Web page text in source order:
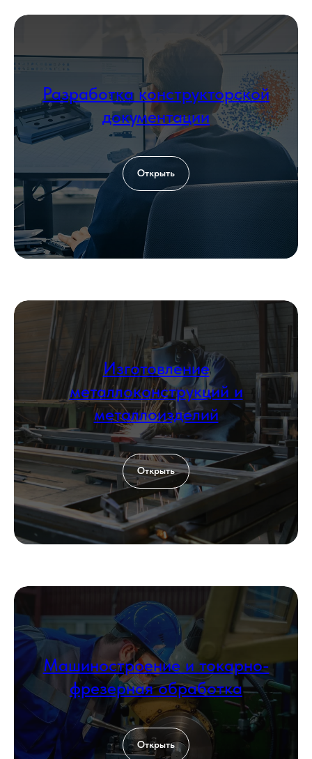
Разработка конструкторской
документации
Открыть
Изготовление
металлоконструкций и
металлоизделий
Открыть
Машиностроение и токарно-
фрезерная обработка
Открыть
поставщика и мы его перебьём
+7 999 000-00-00
Загрузить файл со сметой
Add file
Согласен с политикойобработки
персональных данных
Оставить заявку
КОНТАКТЫ